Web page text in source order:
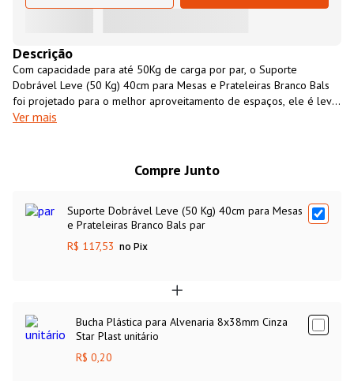
Descrição
Com capacidade para até 50Kg de carga por par, o Suporte
Dobrável Leve (50 Kg) 40cm para Mesas e Prateleiras Branco Bals
foi projetado para o melhor aproveitamento de espaços, ele é leve,
resistente e prático. O Suporte Dobrável Leve (50 Kg) 40cm para
epóxi branca, sendo ideal para para mesas, balcões, prateleiras,
Ver mais
Compre Junto
Suporte Dobrável Leve (50 Kg) 40cm para Mesas
e Prateleiras Branco Bals par
R$ 117,53 no Pix
Bucha Plástica para Alvenaria 8x38mm Cinza
Star Plast unitário
R$ 0,20